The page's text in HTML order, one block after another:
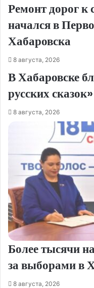
Ремонт дорог
начался в
Хабаровска
8 августа, 2026
В Хабаровске
русских
8 августа, 2026
Более тысячи
за выборами в
8 августа, 2026